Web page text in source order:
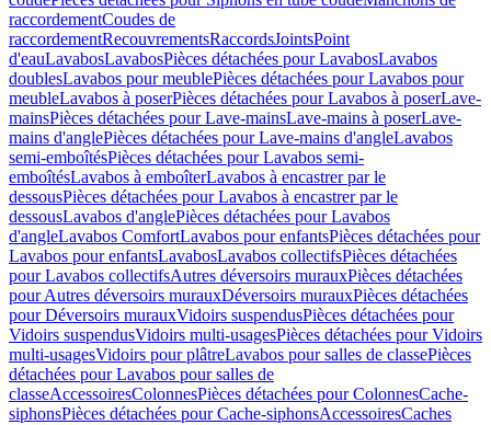
raccordementCoudes de
raccordementRecouvrementsRaccordsJointsPoint
d'eauLavabosLavabosPièces détachées pour LavabosLavabos
doublesLavabos pour meublePièces détachées pour Lavabos pour
meubleLavabos à poserPièces détachées pour Lavabos à poserLave-
mainsPièces détachées pour Lave-mainsLave-mains à poserLave-
mains d'anglePièces détachées pour Lave-mains d'angleLavabos
semi-emboîtésPièces détachées pour Lavabos semi-
emboîtésLavabos à emboîterLavabos à encastrer par le
dessousPièces détachées pour Lavabos à encastrer par le
dessousLavabos d'anglePièces détachées pour Lavabos
d'angleLavabos ComfortLavabos pour enfantsPièces détachées pour
Lavabos pour enfantsLavabosLavabos collectifsPièces détachées
pour Lavabos collectifsAutres déversoirs murauxPièces détachées
pour Autres déversoirs murauxDéversoirs murauxPièces détachées
pour Déversoirs murauxVidoirs suspendusPièces détachées pour
Vidoirs suspendusVidoirs multi-usagesPièces détachées pour Vidoirs
multi-usagesVidoirs pour plâtreLavabos pour salles de classePièces
détachées pour Lavabos pour salles de
classeAccessoiresColonnesPièces détachées pour ColonnesCache-
siphonsPièces détachées pour Cache-siphonsAccessoiresCaches